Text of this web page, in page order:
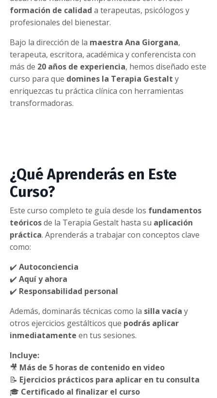
formación de calidad a terapeutas, psicólogos y
profesionales del bienestar.
Bajo la dirección de la maestra Ana Giorgana,
terapeuta, escritora, académica y conferencista con
más de 20 años de experiencia, hemos diseñado este
curso para que domines la Terapia Gestalt y
enriquezcas tu práctica clínica con herramientas
transformadoras.
¿Qué Aprenderás en Este
Curso?
Este curso completo te guía desde los fundamentos
teóricosde la Terapia Gestalt hasta su aplicación
práctica. Aprenderás a trabajar con conceptos clave
como:
✔️ Autoconciencia
✔️ Aquí y ahora
✔️ Responsabilidad personal
Además, dominarás técnicas como la silla vacía y
otros ejercicios gestálticos que podrás aplicar
inmediatamente en tus sesiones.
Incluye:
🎥 Más de 5 horas de contenido en video
📝 Ejercicios prácticos para aplicar en tu consulta
🎓 Certificado al finalizar el curso